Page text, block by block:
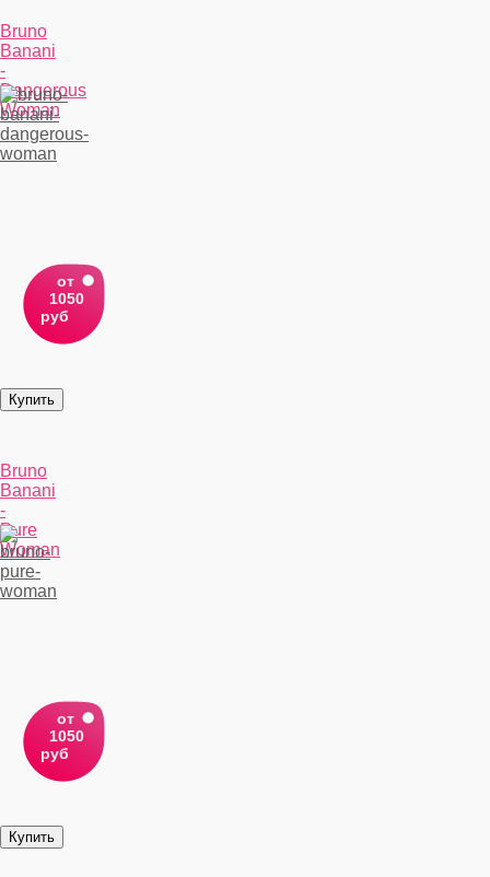
Bruno
Banani
-
Dangerous
Woman
от
1050
руб
Bruno
Banani
-
Pure
Woman
от
1050
руб